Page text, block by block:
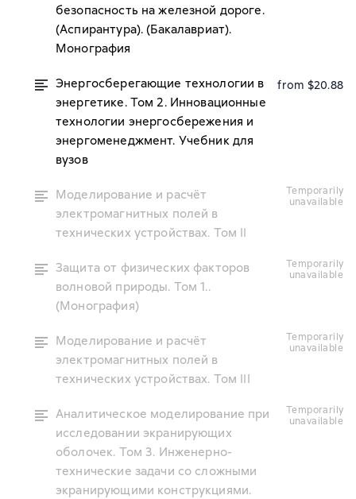
безопасность на железной дороге.
(Аспирантура). (Бакалавриат).
Монография
Энергосберегающие технологии в
энергетике. Том 2. Инновационные
технологии энергосбережения и
энергоменеджмент. Учебник для
вузов
from $20.88
Моделирование и расчёт
электромагнитных полей в
технических устройствах. Том II
temporarily
unavailable
Защита от физических факторов
волновой природы. Том 1..
(Монография)
temporarily
unavailable
Моделирование и расчёт
электромагнитных полей в
технических устройствах. Том III
temporarily
unavailable
Аналитическое моделирование при
исследовании экранирующих
оболочек. Том 3. Инженерно-
технические задачи со сложными
экранирующими конструкциями.
temporarily
unavailable